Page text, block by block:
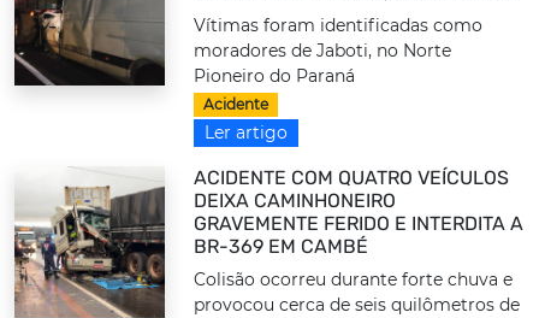
Vítimas foram identificadas como
moradores de Jaboti, no Norte
Pioneiro do Paraná
Acidente
Ler artigo
ACIDENTE COM QUATRO VEÍCULOS
DEIXA CAMINHONEIRO
GRAVEMENTE FERIDO E INTERDITA A
BR-369 EM CAMBÉ
Colisão ocorreu durante forte chuva e
provocou cerca de seis quilômetros de